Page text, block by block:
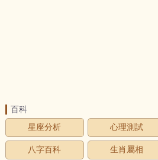
百科
星座分析
心理測試
八字百科 生肖屬相